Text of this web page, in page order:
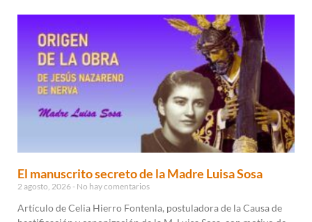
El manuscrito secreto de la Madre Luisa Sosa
2 agosto, 2026 No hay comentarios
Artículo de Celia Hierro Fontenla, postuladora de la Causa de